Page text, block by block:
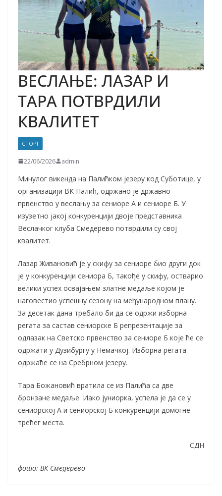
ВЕСЛАЊЕ: ЛАЗАР И
ТАРА ПОТВРДИЛИ
КВАЛИТЕТ
СПОРТ
22/06/2026 admin
Минулог викенда на Палићком језеру код Суботице, у
организацији ВК Палић, одржано је државно
првенство у веслању за сениоре А и сениоре Б. У
изузетно јакој конкуренцији двоје представника
Веслачког клуба Смедерево потврдили су свој
квалитет.
Лазар Живановић је у скифу за сениоре био други док
је у конкуренцији сениора Б, такође у скифу, остварио
велики успех освајањем златне медаље којом је
наговестио успешну сезону на међународном плану.
За десетак дана требало би да се одржи изборна
регата за састав сениорске Б репрезентације за
одлазак на Светско првенство за сениоре Б које ће се
одржати у Дузибургу у Немачкој. Изборна регата
одржаће се на Сребрном језеру.
Тара Божановић вратила се из Палића са две
бронзане медаље. Иако јуниорка, успела је да се у
сениорској А и сениорској Б конкуренцији домогне
трећег места.
СДН
фото: ВК Смедерево